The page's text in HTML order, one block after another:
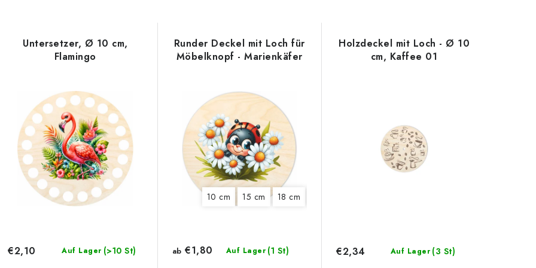
Untersetzer, Ø 10 cm,
Flamingo
Auf Lager (>10 St)
€2,10
Runder Deckel mit Loch für
Möbelknopf - Marienkäfer
10 cm 15 cm 18 cm
Auf Lager (1 St)
ab €1,80
Holzdeckel mit Loch - Ø 10
cm, Kaffee 01
Auf Lager (3 St)
€2,34